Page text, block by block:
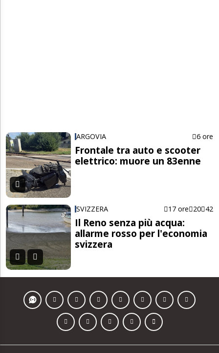
ARGOVIA 6 ore
Frontale tra auto e scooter
elettrico: muore un 83enne
SVIZZERA 17 ore 20 42
Il Reno senza più acqua:
allarme rosso per l'economia
svizzera